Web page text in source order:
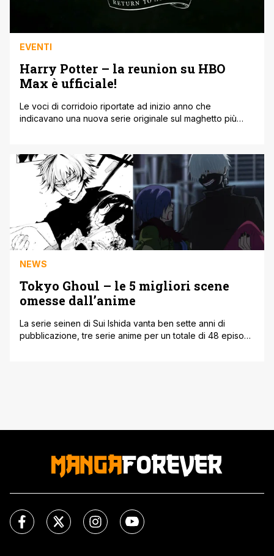
EVENTI
Harry Potter – la reunion su HBO
Max è ufficiale!
Le voci di corridoio riportate ad inizio anno che
indicavano una nuova serie originale sul maghetto più
Rupert Grint ed Emma Watson, protagonisti della celebre
saga Harry Potter si riuniranno insieme al regista Chris
Columbus e altri noti attori [']
NEWS
Tokyo Ghoul – le 5 migliori scene
omesse dall’anime
La serie seinen di Sui Ishida vanta ben sette anni di
pubblicazione, tre serie anime per un totale di 48 episodi,